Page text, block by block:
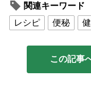
関連キーワード
レシピ
便秘
この記事